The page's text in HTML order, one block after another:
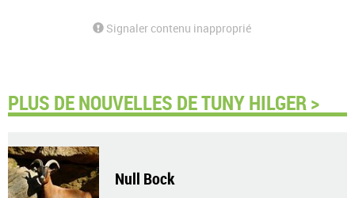
Signaler contenu inapproprié
PLUS DE NOUVELLES DE TUNY HILGER >
Null Bock